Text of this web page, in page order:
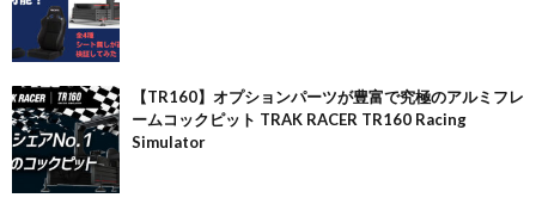
【TR160】オプションパーツが豊富で究極のアルミフレ
ームコックピット TRAK RACER TR160 Racing
Simulator